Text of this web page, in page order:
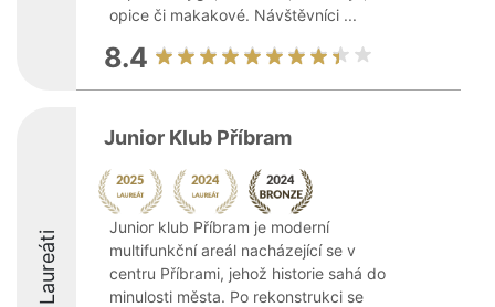
opice či makakové. Návštěvníci ...
8.4
Laureáti
Junior Klub Příbram
Junior klub Příbram je moderní
multifunkční areál nacházející se v
centru Příbrami, jehož historie sahá do
minulosti města. Po rekonstrukci se